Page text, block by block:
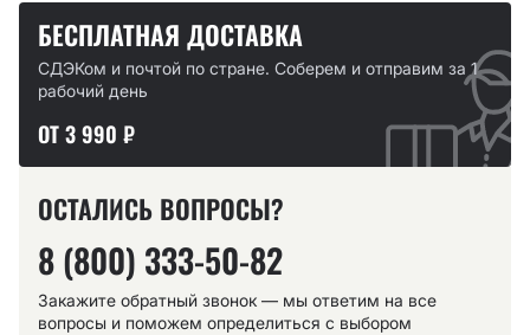
БЕСПЛАТНАЯ ДОСТАВКА
СДЭКом и почтой по стране. Соберем и отправим за 1
рабочий день
ОТ 3 990 ₽
ОСТАЛИСЬ ВОПРОСЫ?
8 (800) 333-50-82
Закажите обратный звонок — мы ответим на все
вопросы и поможем определиться с выбором